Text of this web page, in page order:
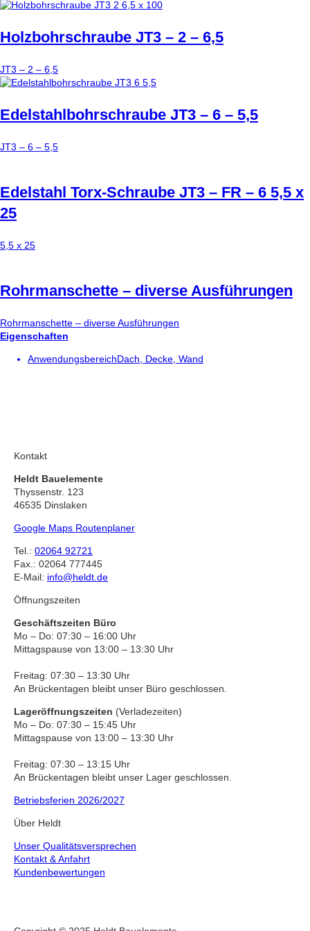
Holzbohrschraube JT3 – 2 – 6,5
JT3 – 2 – 6,5
Edelstahlbohrschraube JT3 – 6 – 5,5
JT3 – 6 – 5,5
Edelstahl Torx-Schraube JT3 – FR – 6 5,5 x
25
5,5 x 25
Rohrmanschette – diverse Ausführungen
Rohrmanschette – diverse Ausführungen
Eigenschaften
AnwendungsbereichDach, Decke, Wand
Kontakt
Heldt Bauelemente
Thyssenstr. 123
46535 Dinslaken
Google Maps Routenplaner
Tel.: 02064 92721
Fax.: 02064 777445
E-Mail: info@heldt.de
Öffnungszeiten
Geschäftszeiten Büro
Mo – Do: 07:30 – 16:00 Uhr
Mittagspause von 13:00 – 13:30 Uhr
Freitag: 07:30 – 13:30 Uhr
An Brückentagen bleibt unser Büro geschlossen.
Lageröffnungszeiten (Verladezeiten)
Mo – Do: 07:30 – 15:45 Uhr
Mittagspause von 13:00 – 13:30 Uhr
Freitag: 07:30 – 13:15 Uhr
An Brückentagen bleibt unser Lager geschlossen.
Betriebsferien 2026/2027
Über Heldt
Unser Qualitätsversprechen
Kontakt & Anfahrt
Kundenbewertungen